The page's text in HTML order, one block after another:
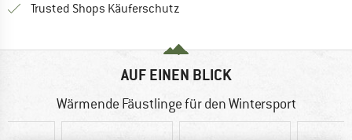
Trusted Shops Käuferschutz
AUF EINEN BLICK
Wärmende Fäustlinge für den Wintersport